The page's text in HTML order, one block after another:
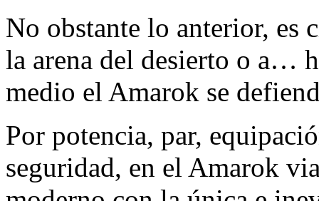
No obstante lo anterior, es
la arena del desierto o a…
medio el Amarok se
Por potencia, par,
seguridad, en el Amarok